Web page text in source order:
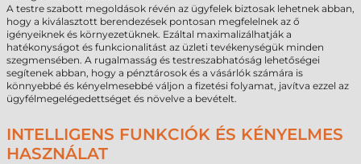
A testre szabott megoldások révén az ügyfelek biztosak lehetnek abban,
hogy a kiválasztott berendezések pontosan megfelelnek az ő
igényeiknek és környezetüknek. Ezáltal maximalizálhatják a
hatékonyságot és funkcionalitást az üzleti tevékenységük minden
szegmensében. A rugalmasság és testreszabhatóság lehetőségei
segítenek abban, hogy a pénztárosok és a vásárlók számára is
könnyebbé és kényelmesebbé váljon a fizetési folyamat, javítva ezzel az
ügyfélmegelégedettséget és növelve a bevételt.
INTELLIGENS FUNKCIÓK ÉS KÉNYELMES
HASZNÁLAT